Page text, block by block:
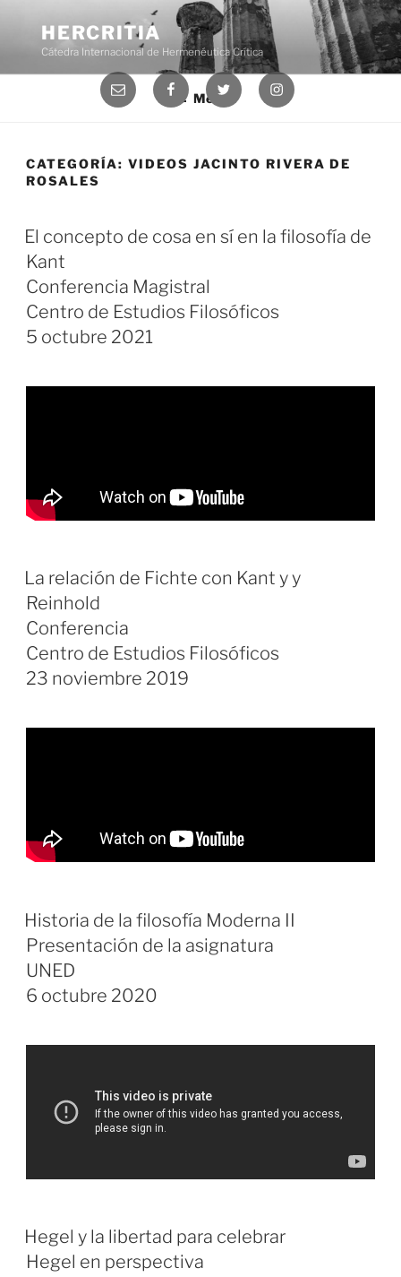
contenido
HERCRITIA
Cátedra Internacional de Hermenéutica Crítica
Menú
CATEGORÍA:VIDEOS JACINTO RIVERA DE
ROSALES
El concepto de cosa en sí en la filosofía de
Kant
Conferencia Magistral
Centro de Estudios Filosóficos
5 octubre 2021
La relación de Fichte con Kant y y
Reinhold
Conferencia
Centro de Estudios Filosóficos
23 noviembre 2019
Historia de la filosofía Moderna II
Presentación de la asignatura
UNED
6 octubre 2020
Hegel y la libertad para celebrar
Hegel en perspectiva
Correo
electrónico
FacebookTwitter Instagram